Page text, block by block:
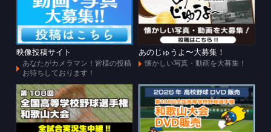
映像投稿サイト
あなたがカメラマン！皆様の投稿
お待ちしております！
あのじゅうよ〜大募集！
懐かしい写真・動画を大募集！